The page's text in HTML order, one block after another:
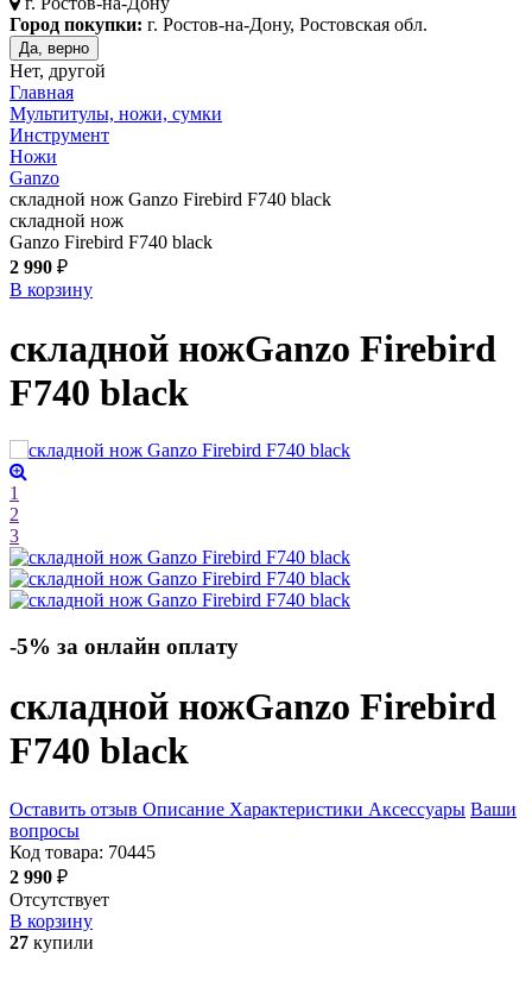
Город покупки: г. Ростов-на-Дону, Ростовская обл.
Да, верно
Нет, другой
Главная
Мультитулы, ножи, сумки
Инструмент
Ножи
Ganzo
складной нож Ganzo Firebird F740 black
складной нож
Ganzo Firebird F740 black
2 990 ₽
В корзину
складной ножGanzo Firebird
F740 black
1
2
3
-5% за онлайн оплату
складной ножGanzo Firebird
F740 black
Оставить отзыв Описание Характеристики Аксессуары Ваши
вопросы
Код товара: 70445
2 990 ₽
Отсутствует
В корзину
27 купили